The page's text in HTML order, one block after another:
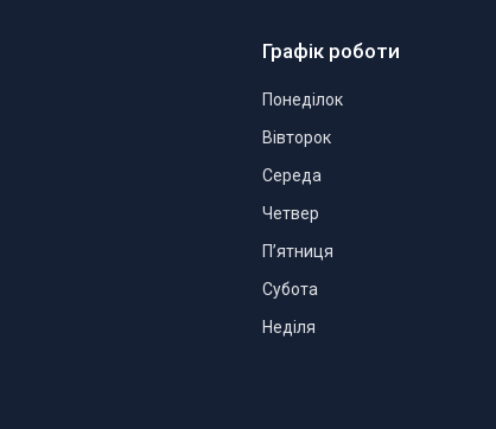
Графік роботи
Понеділок
Вівторок
Середа
Четвер
Пʼятниця
Субота
Неділя